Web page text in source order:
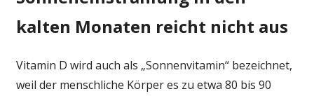
kalten Monaten reicht nicht aus
Vitamin D wird auch als „Sonnenvitamin“ bezeichnet,
weil der menschliche Körper es zu etwa 80 bis 90